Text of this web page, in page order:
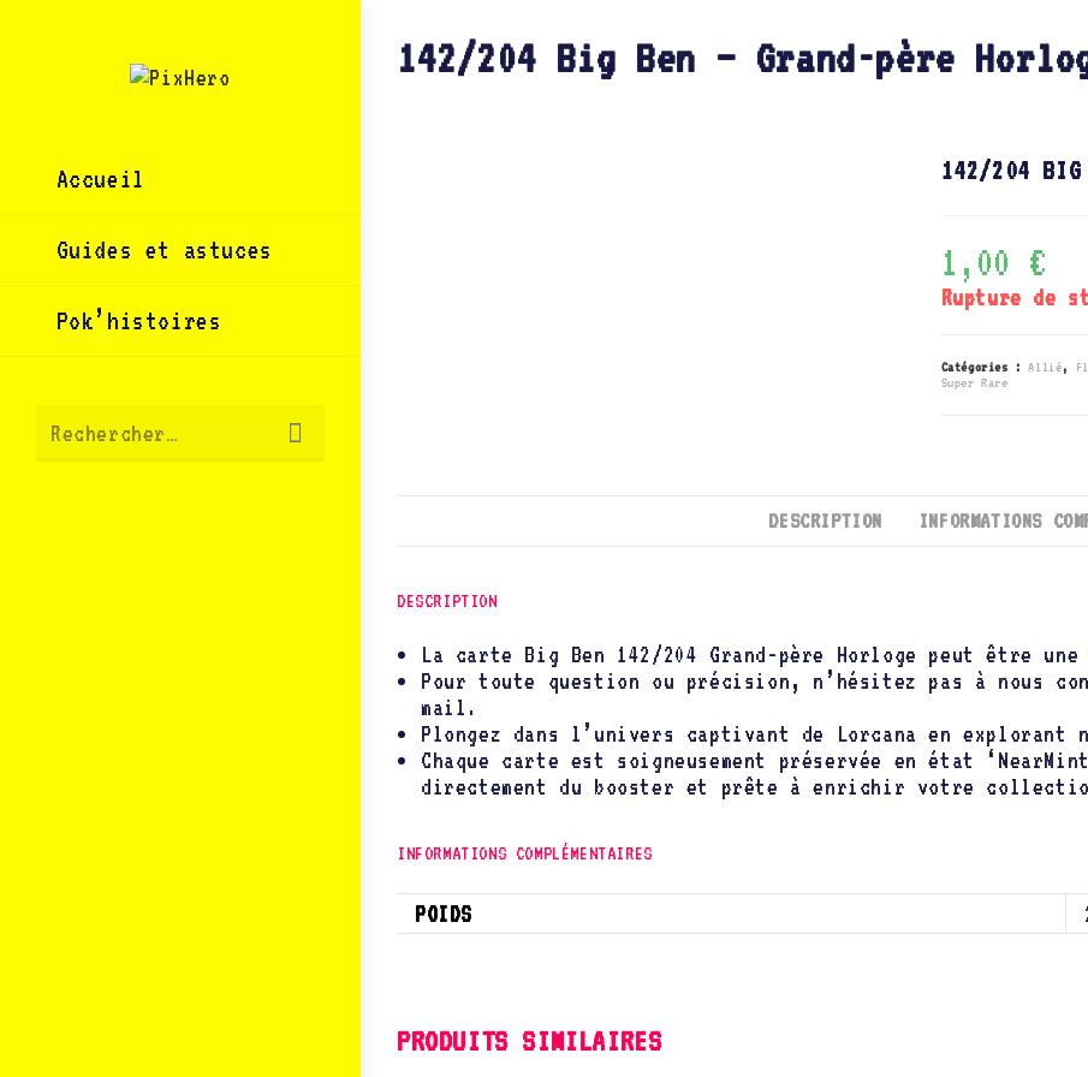
content
Accueil
Guides et astuces
Pok’histoires
Rechercher…
142/204 Big Ben – Grand-père
142/204 BIG
1,00 €
Rupture de
Catégories :Allié,
Super Rare
DESCRIPTION INFORMATIONS
DESCRIPTION
La carte Big Ben 142/204 Grand-père Horloge peut être
Pour toute question ou précision, n’hésitez pas à nous
mail.
Plongez dans l’univers captivant de Lorcana en explorant
Chaque carte est soigneusement préservée en état
directement du booster et prête à enrichir votre
INFORMATIONS COMPLÉMENTAIRES
POIDS
PRODUITS SIMILAIRES